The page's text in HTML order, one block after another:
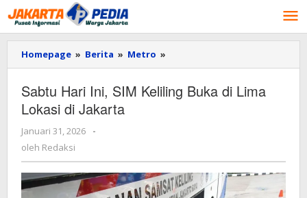
Lewati
ke
konten
Homepage » Berita » Metro »
Hari
SIM
Lokasi
di
Jakarta
Sabtu Hari Ini, SIM Keliling Buka di Lima
Lokasi di Jakarta
Januari 31, 2026
oleh
-
oleh Redaksi